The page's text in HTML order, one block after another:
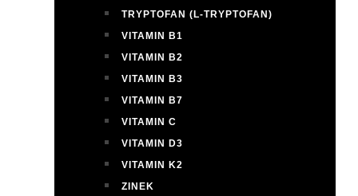
TRYPTOFAN (L-TRYPTOFAN)
VITAMIN B1
VITAMIN B2
VITAMIN B3
VITAMIN B7
VITAMIN C
VITAMIN D3
VITAMIN K2
ZINEK